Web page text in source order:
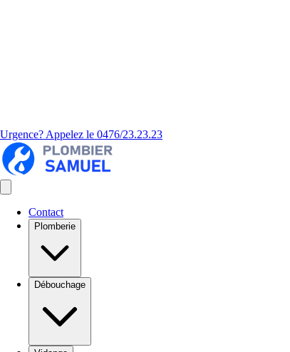
Urgence? Appelez le 0476/23.23.23
Contact
Plomberie
Débouchage